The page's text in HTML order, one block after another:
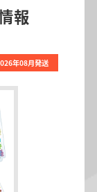
報
年08月発送